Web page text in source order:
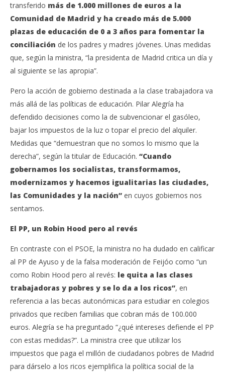
transferido más de 1.000 millones de euros a la
Comunidad de Madrid y ha creado más de 5.000
plazas de educación de 0 a 3 años para fomentar la
conciliación de los padres y madres jóvenes. Unas medidas
que, según la ministra, “la presidenta de Madrid critica un día y
al siguiente se las apropia”.
Pero la acción de gobierno destinada a la clase trabajadora va
más allá de las políticas de educación. Pilar Alegría ha
defendido decisiones como la de subvencionar el gasóleo,
bajar los impuestos de la luz o topar el precio del alquiler.
Medidas que “demuestran que no somos lo mismo que la
derecha”, según la titular de Educación. “Cuando
gobernamos los socialistas, transformamos,
modernizamos y hacemos igualitarias las ciudades,
las Comunidades y la nación” en cuyos gobiernos nos
sentamos.
El PP, un Robin Hood pero al revés
En contraste con el PSOE, la ministra no ha dudado en calificar
al PP de Ayuso y de la falsa moderación de Feijóo como “un
como Robin Hood pero al revés: le quita a las clases
trabajadoras y pobres y se lo da a los ricos”, en
referencia a las becas autonómicas para estudiar en colegios
privados que reciben familias que cobran más de 100.000
euros. Alegría se ha preguntado “¿qué intereses defiende el PP
con estas medidas?”. La ministra cree que utilizar los
impuestos que paga el millón de ciudadanos pobres de Madrid
para dárselo a los ricos ejemplifica la política social de la